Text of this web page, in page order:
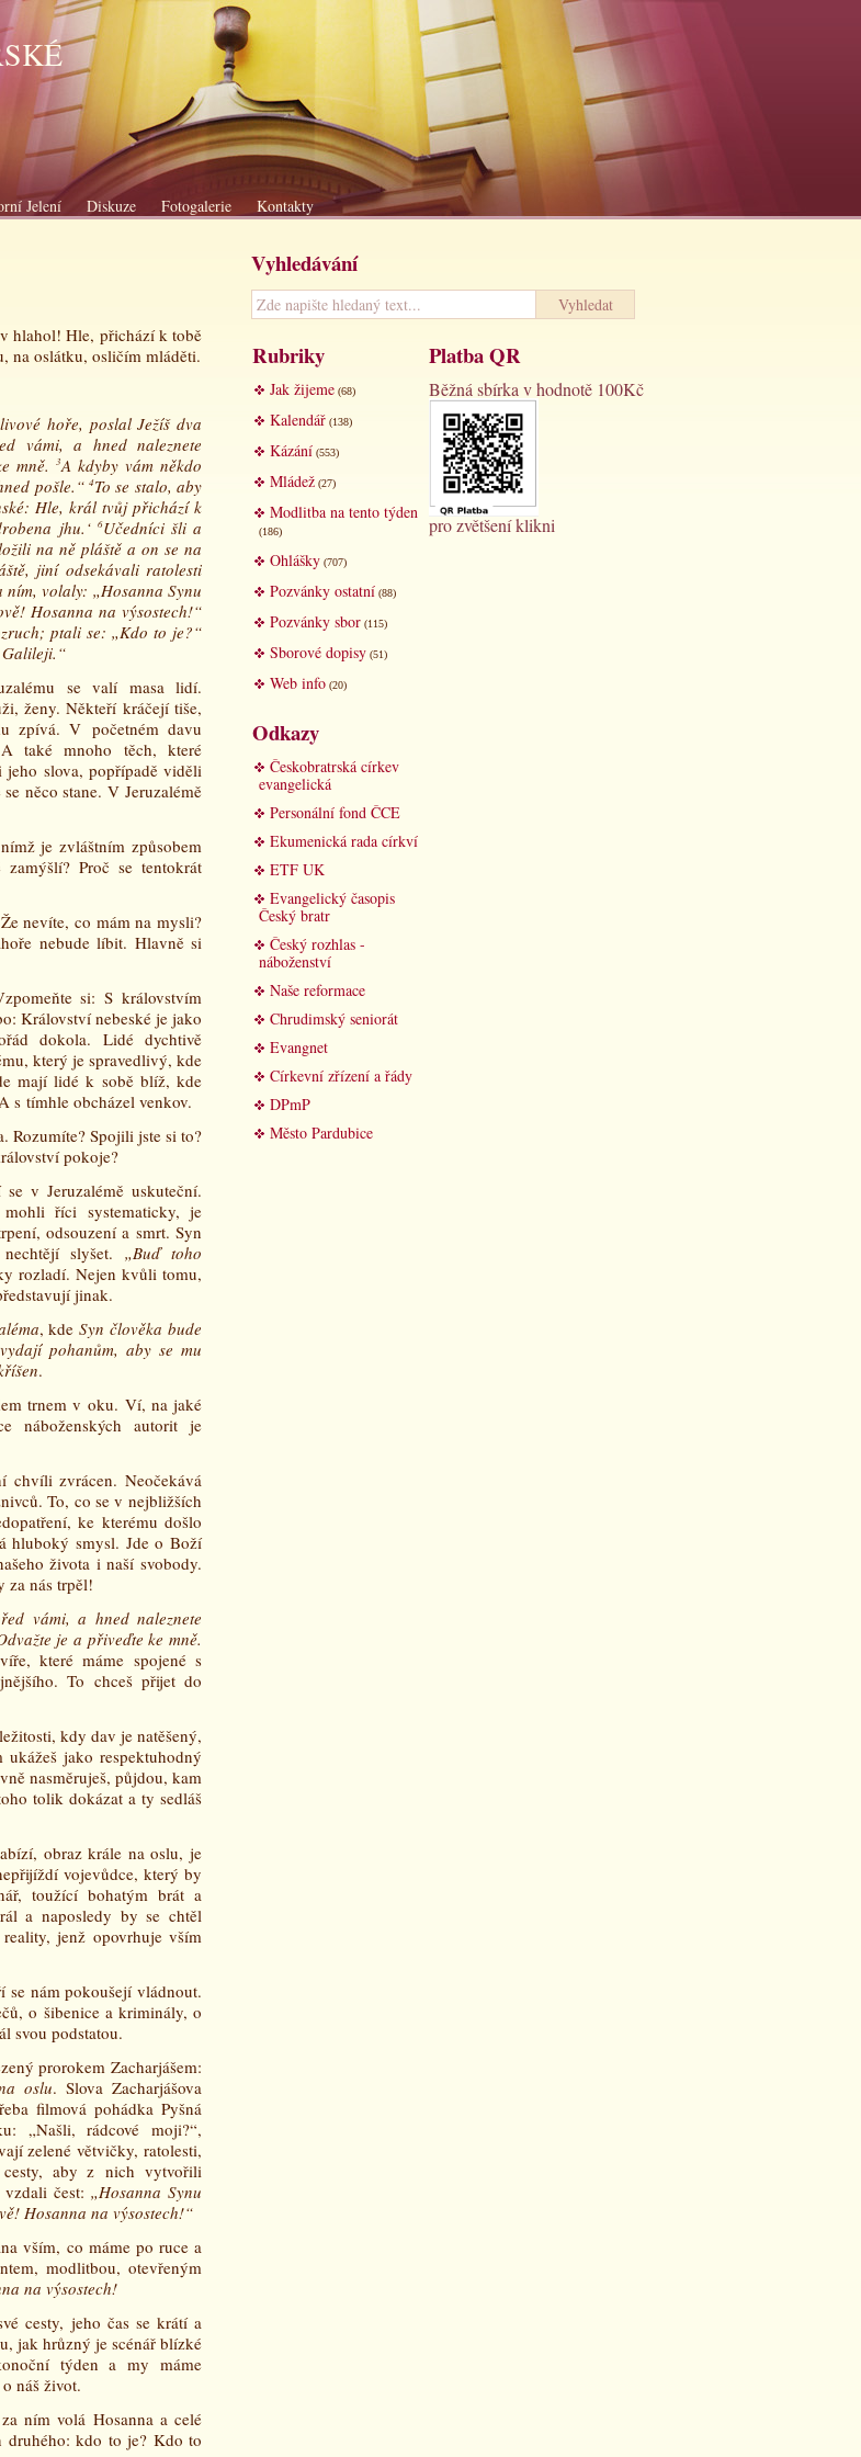
Jelení Diskuze Fotogalerie Kontakty
hlahol! Hle, přichází k tobě
na oslátku, osličím mláděti.
hoře, poslal Ježíš dva
vámi, a hned naleznete
mně.
3A kdyby vám někdo
pošle.“ 4To se stalo, aby
Hle, král tvůj přichází k
jhu.‘ 6Učedníci šli a
na ně pláště a on se na
jiní odsekávali ratolesti
volaly: „Hosanna Synu
Hosanna na výsostech!“
ptali se: „Kdo to je?“
Galileji.“
se valí masa lidí.
ženy. Někteří kráčejí tiše,
zpívá. V početném davu
také mnoho těch, které
slova, popřípadě viděli
něco stane. V Jeruzalémě
je zvláštním způsobem
Proč se tentokrát
nevíte, co mám na mysli?
nebude líbit. Hlavně si
si: S královstvím
Království nebeské je jako
dokola. Lidé dychtivě
který je spravedlivý, kde
mají lidé k sobě blíž, kde
s tímhle obcházel venkov.
Rozumíte? Spojili jste si to?
pokoje?
v Jeruzalémě uskuteční.
říci systematicky, je
odsouzení a smrt. Syn
slyšet. „Buď toho
rozladí. Nejen kvůli tomu,
jinak.
, kde Syn člověka bude
pohanům, aby se mu
.
trnem v oku. Ví, na jaké
náboženských autorit je
chvíli zvrácen. Neočekává
To, co se v nejbližších
ke kterému došlo
hluboký smysl. Jde o Boží
života i naší svobody.
za nás trpěl!
vámi, a hned naleznete
je a přiveďte ke mně.
které máme spojené s
To chceš přijet do
kdy dav je natěšený,
jako respektuhodný
nasměruješ, půjdou, kam
tolik dokázat a ty sedláš
obraz krále na oslu, je
vojevůdce, který by
toužící bohatým brát a
a naposledy by se chtěl
jenž opovrhuje vším
nám pokoušejí vládnout.
o šibenice a kriminály, o
svou podstatou.
prorokem Zacharjášem:
oslu. Slova Zacharjášova
filmová pohádka Pyšná
„Našli, rádcové moji?“,
zelené větvičky, ratolesti,
aby z nich vytvořili
čest: „Hosanna Synu
Hosanna na výsostech!“
vším, co máme po ruce a
modlitbou, otevřeným
na výsostech!
cesty, jeho čas se krátí a
jak hrůzný je scénář blízké
týden a my máme
náš život.
ním volá Hosanna a celé
druhého: kdo to je? Kdo to
Vyhledávání
Rubriky
Jak žijeme (68)
Kalendář (138)
Kázání (553)
Mládež (27)
Modlitba na tento týden
(186)
Ohlášky (707)
Pozvánky ostatní (88)
Pozvánky sbor (115)
Sborové dopisy (51)
Web info (20)
Odkazy
Českobratrská církev
evangelická
Personální fond ČCE
Ekumenická rada církví
ETF UK
Evangelický časopis
Český bratr
Český rozhlas -
náboženství
Naše reformace
Chrudimský seniorát
Evangnet
Církevní zřízení a řády
DPmP
Město Pardubice
Platba QR
Běžná sbírka v hodnotě 100Kč
pro zvětšení klikni